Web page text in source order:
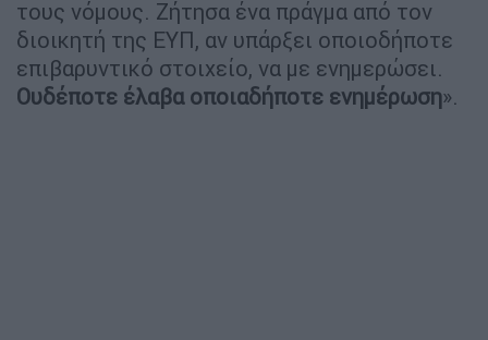
τους νόμους. Ζήτησα ένα πράγμα από τον
διοικητή της ΕΥΠ, αν υπάρξει οποιοδήποτε
επιβαρυντικό στοιχείο, να με ενημερώσει.
Ουδέποτε έλαβα οποιαδήποτε ενημέρωση».